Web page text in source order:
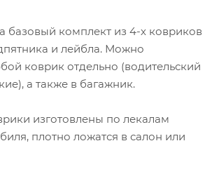
базовый комплект из 4-х ковриков
и лейбла. Можно
коврик отдельно (водительский
а также в багажник.
изготовлены по лекалам
плотно ложатся в салон или